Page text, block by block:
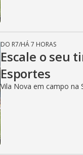
DO R7/HÁ 7 HORAS
Escale o seu
Esportes
Vila Nova em campo na